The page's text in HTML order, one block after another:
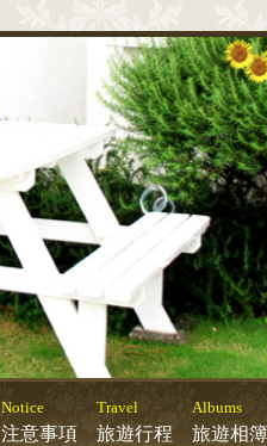
Notice
注意事項
Travel
旅遊行程
Albums
旅遊相簿